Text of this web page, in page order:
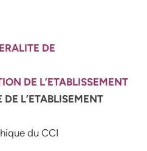
DE
DE L’ETABLISSEMENT
L’ETABLISEMENT
du CCI